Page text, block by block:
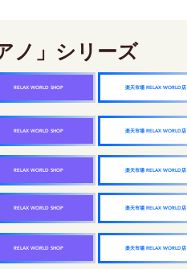
ノ」シリーズ
楽天市場 RELAX WORLD店
RELAX WORLD SHOP
楽天市場 RELAX WORLD店
RELAX WORLD SHOP
楽天市場 RELAX WORLD店
RELAX WORLD SHOP
楽天市場 RELAX WORLD店
RELAX WORLD SHOP
楽天市場 RELAX WORLD店
RELAX WORLD SHOP